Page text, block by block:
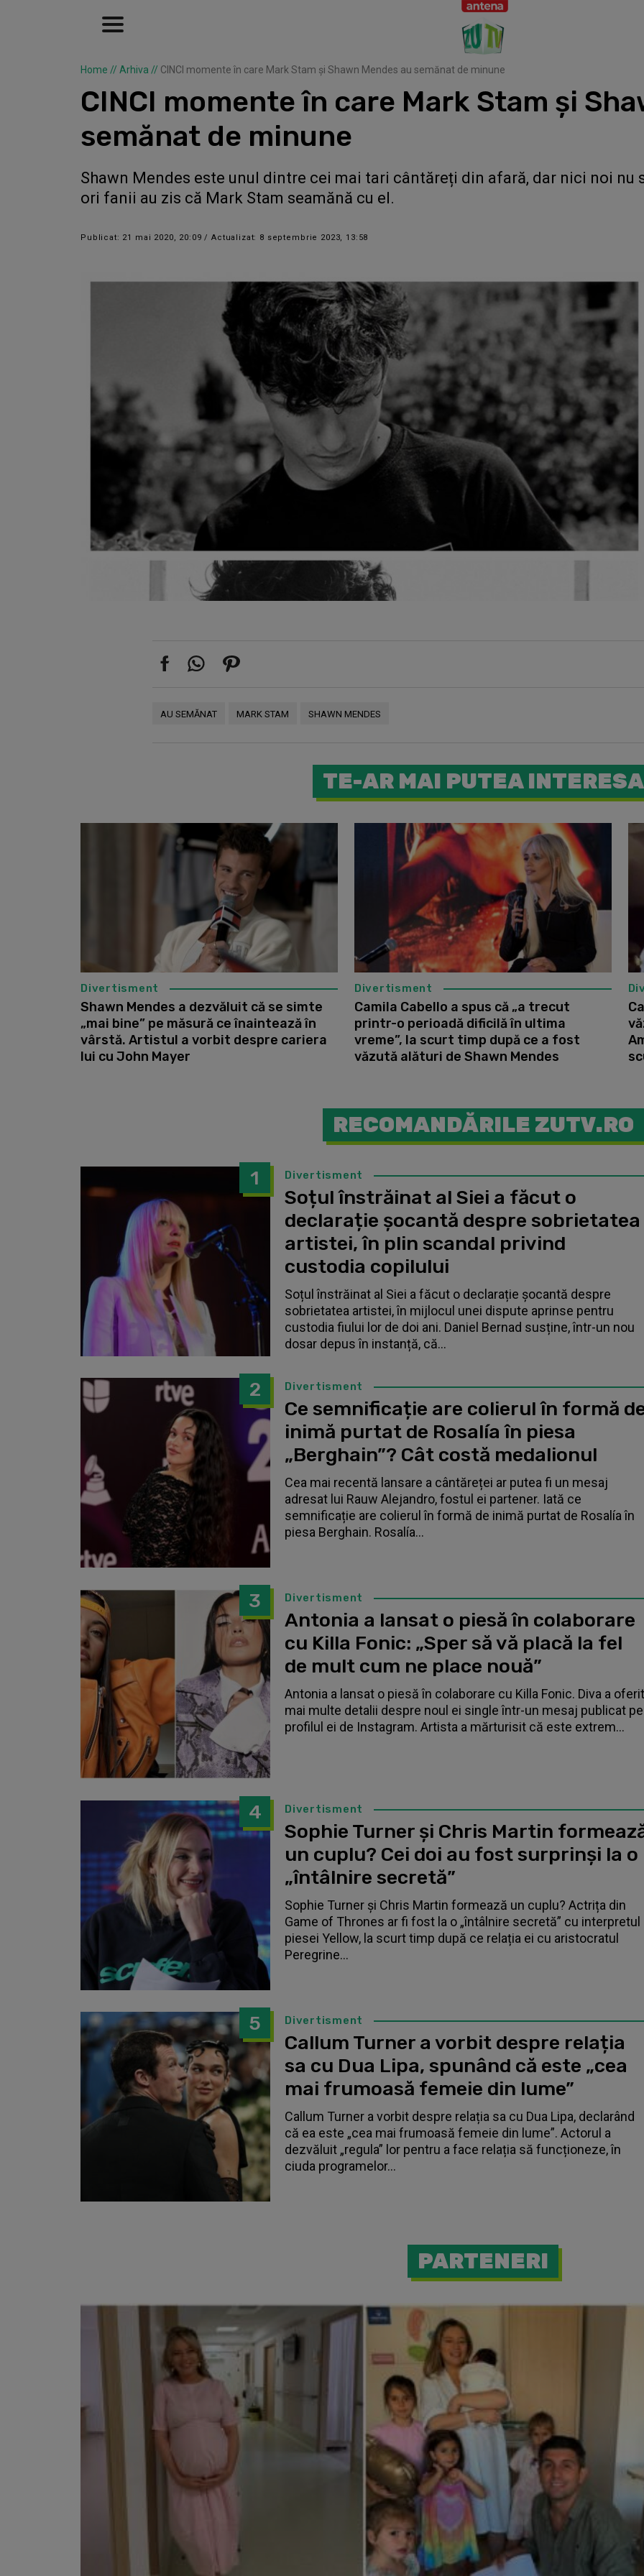
Home // Arhiva // CINCI momente în care Mark Stam și Shawn Mendes au semănat de minune
CINCI momente în care Mark Stam și
semănat de minune
Shawn Mendes este unul dintre cei mai tari cântăreți din afară, dar nici noi nu
ori fanii au zis că Mark Stam seamănă cu el.
Publicat: 21 mai 2020, 20:09 / Actualizat: 8 septembrie 2023, 13:58
AU SEMĂNAT MARK STAM SHAWN MENDES
TE-AR MAI PUTEA INTERESA
Divertisment
Shawn Mendes a dezvăluit că se simte
„mai bine” pe măsură ce înaintează în
vârstă. Artistul a vorbit despre cariera
lui cu John Mayer
Shawn
Divertisment
Camila Cabello a spus că „a trecut
printr-o perioadă dificilă în ultima
vreme”, la scurt timp după ce a fost
văzută alături de Shawn Mendes
RECOMANDĂRILE ZUTV.RO
1 Divertisment
Soțul înstrăinat al Siei a făcut o
declarație șocantă despre sobrietatea
artistei, în plin scandal privind
custodia copilului
Soțul înstrăinat al Siei a făcut o declarație șocantă despre
sobrietatea artistei, în mijlocul unei dispute aprinse pentru
custodia fiului lor de doi ani. Daniel Bernad susține, într-un nou
dosar depus în instanță, că...
2 Divertisment
Ce semnificație are colierul în formă
inimă purtat de Rosalía în piesa
„Berghain”? Cât costă medalionul
Cea mai recentă lansare a cântăreței ar putea fi un mesaj
adresat lui Rauw Alejandro, fostul ei partener. Iată ce
semnificație are colierul în formă de inimă purtat de Rosalía în
piesa Berghain. Rosalía...
3 Divertisment
Antonia a lansat o piesă în colaborare
cu Killa Fonic: „Sper să vă placă la fel
de mult cum ne place nouă”
Antonia a lansat o piesă în colaborare cu Killa Fonic. Diva a oferit
mai multe detalii despre noul ei single într-un mesaj publicat pe
profilul ei de Instagram. Artista a mărturisit că este extrem...
4 Divertisment
Sophie Turner și Chris Martin
un cuplu? Cei doi au fost surprinși la o
„întâlnire secretă”
Sophie Turner și Chris Martin formează un cuplu? Actrița din
Game of Thrones ar fi fost la o „întâlnire secretă” cu interpretul
piesei Yellow, la scurt timp după ce relația ei cu aristocratul
Peregrine...
5 Divertisment
Callum Turner a vorbit despre relația
sa cu Dua Lipa, spunând că este „cea
mai frumoasă femeie din lume”
Callum Turner a vorbit despre relația sa cu Dua Lipa, declarând
că ea este „cea mai frumoasă femeie din lume”. Actorul a
dezvăluit „regula” lor pentru a face relația să funcționeze, în
ciuda programelor...
PARTENERI